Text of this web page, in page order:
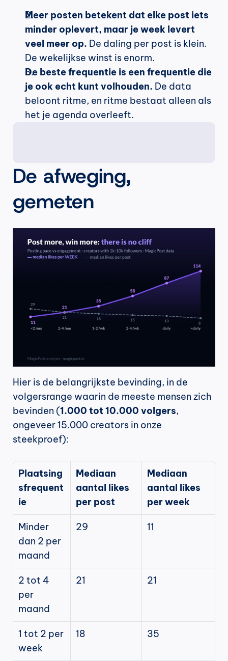
Meer posten betekent dat elke post iets
minder oplevert, maar je week levert
veel meer op. De daling per post is klein.
De wekelijkse winst is enorm.
De beste frequentie is een frequentie die
je ook echt kunt volhouden. De data
beloont ritme, en ritme bestaat alleen als
het je agenda overleeft.
De afweging,
gemeten
Hier is de belangrijkste bevinding, in de
volgersrange waarin de meeste mensen zich
bevinden (1.000 tot 10.000 volgers,
ongeveer 15.000 creators in onze
steekproef):
Plaatsing
sfrequent
ie
Mediaan
aantal likes
per post
Mediaan
aantal likes
per week
Minder
dan 2 per
maand
29 11
2 tot 4
per
maand
21 21
1 tot 2 per
week
18 35